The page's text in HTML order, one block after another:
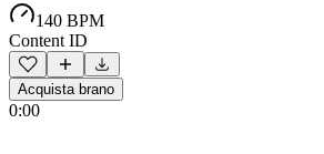
140 BPM
Content ID
Acquista brano
0:00